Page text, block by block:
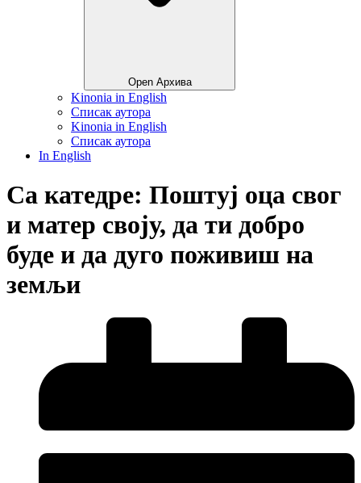
Open Архива
Kinonia in English
Списак аутора
Kinonia in English
Списак аутора
In English
Са катедре: Поштуј оца свог
и матер своју, да ти добро
буде и да дуго поживиш на
земљи